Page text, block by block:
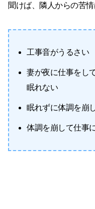
聞けば、隣人からの苦
工事音がうるさい
妻が夜に仕事をし
眠れない
眠れずに体調を崩
体調を崩して仕事